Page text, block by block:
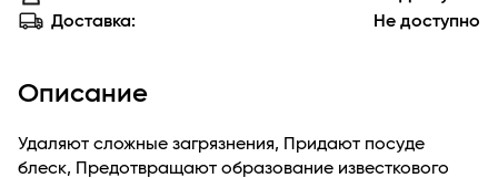
Доставка:
Не доступно
Описание
Удаляют сложные загрязнения, Придают посуде
блеск, Предотвращают образование известкового